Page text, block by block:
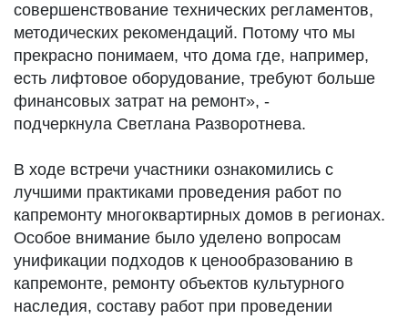
совершенствование технических регламентов,
методических рекомендаций. Потому что мы
прекрасно понимаем, что дома где, например,
есть лифтовое оборудование, требуют больше
финансовых затрат на ремонт», -
подчеркнула Светлана Разворотнева.
В ходе встречи участники ознакомились с
лучшими практиками проведения работ по
капремонту многоквартирных домов в регионах.
Особое внимание было уделено вопросам
унификации подходов к ценообразованию в
капремонте, ремонту объектов культурного
наследия, составу работ при проведении